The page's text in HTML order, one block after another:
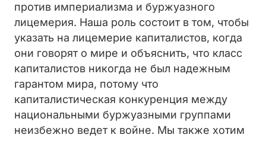
против империализма и буржуазного
лицемерия. Наша роль состоит в том, чтобы
указать на лицемерие капиталистов, когда
они говорят о мире и объяснить, что класс
капиталистов никогда не был надежным
гарантом мира, потому что
капиталистическая конкуренция между
национальными буржуазными группами
неизбежно ведет к войне. Мы также хотим